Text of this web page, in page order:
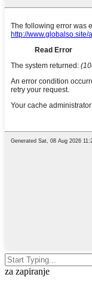
za zapiranje